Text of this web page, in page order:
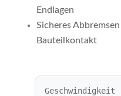
Endlagen
Sicheres
Bauteilkontakt
Geschwindigkeit